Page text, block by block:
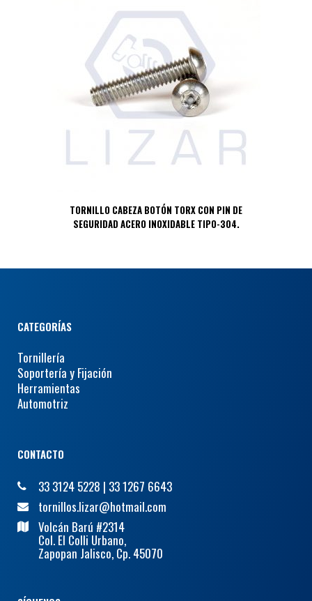
TORNILLO CABEZA BOTÓN TORX CON PIN DE
SEGURIDAD ACERO INOXIDABLE TIPO-304.
CATEGORÍAS
Tornillería
Soportería y Fijación
Herramientas
Automotriz
CONTACTO
33 3124 5228 | 33 1267 6643
tornillos.lizar@hotmail.com
Volcán Barú #2314
Col. El Colli Urbano,
Zapopan Jalisco, Cp. 45070